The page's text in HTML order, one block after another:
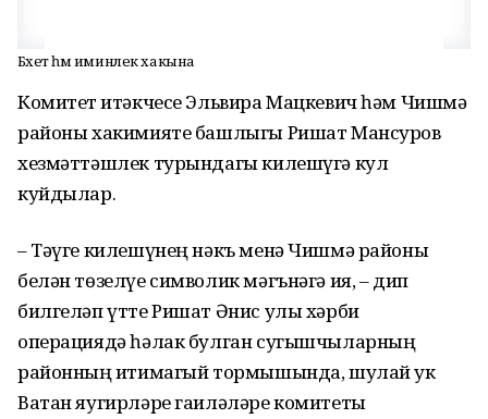
Бәхет һәм иминлек хакына
Комитет җитәкчесе Эльвира Мацкевич һәм Чишмә
районы хакимияте башлыгы Ришат Мансуров
хезмәттәшлек турындагы килешүгә кул
куйдылар.
– Тәүге килешүнең нәкъ менә Чишмә районы
белән төзелүе символик мәгънәгә ия, – дип
билгеләп үтте Ришат Әнис улы хәрби
операциядә һәлак булган сугышчыларның
районның иҗтимагый тормышында, шулай ук
Ватан яугирләре гаиләләре комитеты